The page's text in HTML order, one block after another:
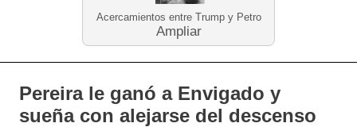
Acercamientos entre Trump y Petro
Ampliar
Pereira le ganó a Envigado y
sueña con alejarse del descenso